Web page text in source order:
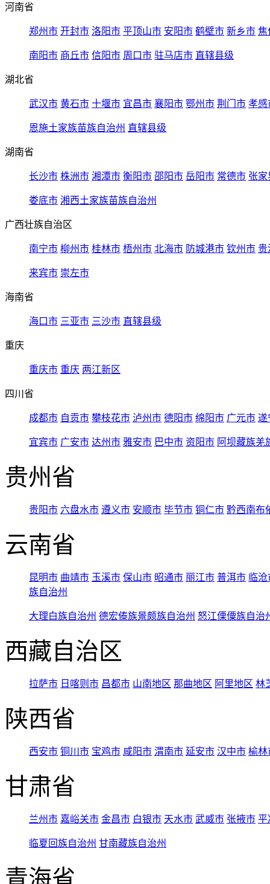
河南省
郑州市 开封市 洛阳市 平顶山市 安阳市 鹤壁市 新乡市 焦
南阳市 商丘市 信阳市 周口市 驻马店市 直辖县级
湖北省
武汉市 黄石市 十堰市 宜昌市 襄阳市 鄂州市 荆门市 孝感
恩施土家族苗族自治州 直辖县级
湖南省
长沙市 株洲市 湘潭市 衡阳市 邵阳市 岳阳市 常德市 张家
娄底市 湘西土家族苗族自治州
广西壮族自治区
南宁市 柳州市 桂林市 梧州市 北海市 防城港市 钦州市 贵
来宾市 崇左市
海南省
海口市 三亚市 三沙市 直辖县级
重庆
重庆市 重庆 两江新区
四川省
成都市 自贡市 攀枝花市 泸州市 德阳市 绵阳市 广元市 遂
宜宾市 广安市 达州市 雅安市 巴中市 资阳市 阿坝藏族羌
贵州省
贵阳市 六盘水市 遵义市 安顺市 毕节市 铜仁市 黔西南布
云南省
昆明市 曲靖市 玉溪市 保山市 昭通市 丽江市 普洱市 临
族自治州
大理白族自治州 德宏傣族景颇族自治州 怒江傈僳族自治
西藏自治区
拉萨市 日喀则市 昌都市 山南地区 那曲地区 阿里地区 林
陕西省
西安市 铜川市 宝鸡市 咸阳市 渭南市 延安市 汉中市 榆林
甘肃省
兰州市 嘉峪关市 金昌市 白银市 天水市 武威市 张掖市 平
临夏回族自治州 甘南藏族自治州
青海省